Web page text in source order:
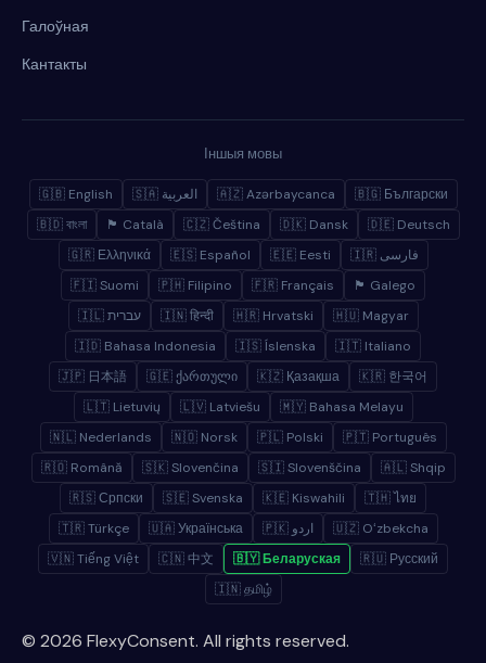
Галоўная
Кантакты
Іншыя мовы
🇬🇧 English 🇸🇦 العربية 🇦🇿 Azərbaycanca
🇧🇬 Български
🇧🇩 বাংলা
🏴 Català 🇨🇿 Čeština 🇩🇰 Dansk
🇩🇪 Deutsch
🇬🇷 Ελληνικά
🇪🇸 Español 🇪🇪 Eesti
🇮🇷 فارسی
🇫🇮 Suomi
🇵🇭 Filipino 🇫🇷 Français
🏴 Galego
🇮🇱 עברית
🇮🇳 हिन्दी 🇭🇷 Hrvatski
🇭🇺 Magyar
🇮🇩 Bahasa Indonesia
🇮🇸 Íslenska
🇮🇹 Italiano
🇯🇵 日本語
🇬🇪 ქართული 🇰🇿 Қазақша
🇰🇷 한국어
🇱🇹 Lietuvių
🇱🇻 Latviešu
🇲🇾 Bahasa Melayu
🇳🇱 Nederlands
🇳🇴 Norsk 🇵🇱 Polski
🇵🇹 Português
🇷🇴 Română
🇸🇰 Slovenčina 🇸🇮 Slovenščina
🇦🇱 Shqip
🇷🇸 Српски
🇸🇪 Svenska 🇰🇪 Kiswahili
🇹🇭 ไทย
🇹🇷 Türkçe
🇺🇦 Українська 🇵🇰 اردو
🇺🇿 Oʻzbekcha
🇻🇳 Tiếng Việt
🇨🇳 中文 🇧🇾 Беларуская
🇷🇺 Русский
🇮🇳 தமிழ்
© 2026 FlexyConsent. All rights reserved.